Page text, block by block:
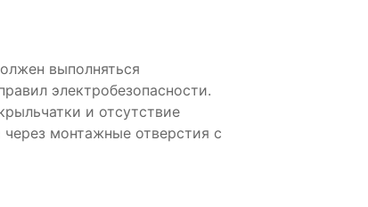
выполняться
электробезопасности.
и отсутствие
монтажные отверстия с